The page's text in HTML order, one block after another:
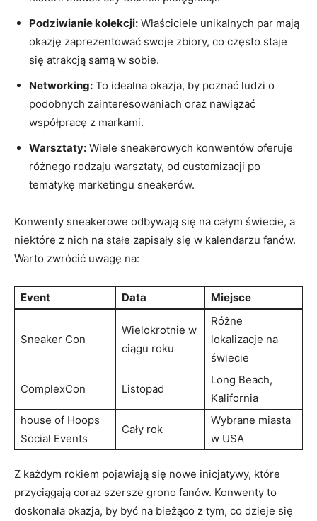
Podziwianie kolekcji: Właściciele unikalnych par mają
okazję zaprezentować swoje zbiory, co często staje
się atrakcją samą w sobie.
Networking: To idealna okazja, by poznać ludzi o
podobnych zainteresowaniach oraz nawiązać
współpracę z markami.
Warsztaty: Wiele sneakerowych konwentów oferuje
różnego rodzaju warsztaty, od customizacji po
tematykę marketingu sneakerów.
Konwenty sneakerowe odbywają się na całym świecie, a
niektóre z nich na stałe zapisały się w kalendarzu fanów.
Warto zwrócić uwagę na:
Event Data Miejsce
Sneaker Con
Wielokrotnie w
ciągu roku
Różne
lokalizacje na
świecie
ComplexCon Listopad
Long Beach,
Kalifornia
house of Hoops
Social Events
Cały rok
Wybrane miasta
w USA
Z każdym rokiem pojawiają się nowe inicjatywy, które
przyciągają coraz szersze grono fanów. Konwenty to
doskonała okazja, by być na bieżąco z tym, co dzieje się